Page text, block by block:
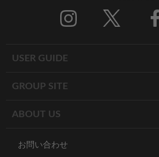
USER GUIDE
GROUP SITE
ABOUT US
お問い合わせ